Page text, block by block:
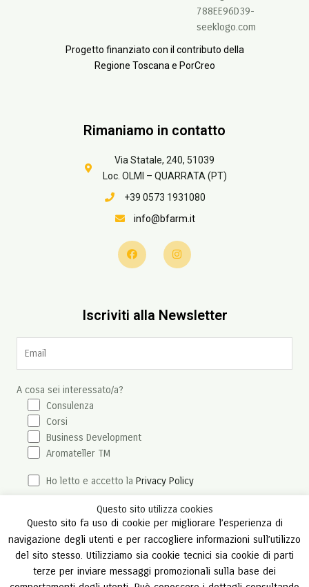
Progetto finanziato con il contributo della
Regione Toscana e PorCreo
Rimaniamo in contatto
Via Statale, 240, 51039
Loc. OLMI – QUARRATA (PT)
+39 0573 1931080
info@bfarm.it
Iscriviti alla Newsletter
A cosa sei interessato/a?
Consulenza
Corsi
Business Development
Aromateller TM
Ho letto e accetto la Privacy Policy
Questo sito utilizza cookies
Questo sito fa uso di cookie per migliorare l’esperienza di
navigazione degli utenti e per raccogliere informazioni sull’utilizzo
del sito stesso. Utilizziamo sia cookie tecnici sia cookie di parti
terze per inviare messaggi promozionali sulla base dei